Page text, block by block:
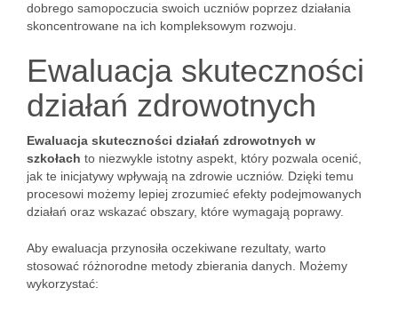
dobrego samopoczucia swoich uczniów poprzez działania
skoncentrowane na ich kompleksowym rozwoju.
Ewaluacja skuteczności
działań zdrowotnych
Ewaluacja skuteczności działań zdrowotnych w
szkołach to niezwykle istotny aspekt, który pozwala ocenić,
jak te inicjatywy wpływają na zdrowie uczniów. Dzięki temu
procesowi możemy lepiej zrozumieć efekty podejmowanych
działań oraz wskazać obszary, które wymagają poprawy.
Aby ewaluacja przynosiła oczekiwane rezultaty, warto
stosować różnorodne metody zbierania danych. Możemy
wykorzystać: